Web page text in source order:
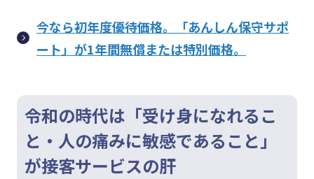
今なら初年度優待価格。「あんしん保守サポ
ート」が1年間無償または特別価格。
令和の時代は「受け身になれるこ
と・人の痛みに敏感であること」
が接客サービスの肝